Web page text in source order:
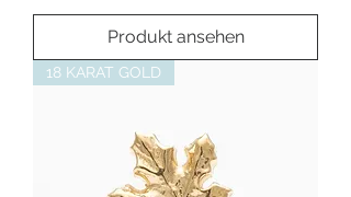
Produkt ansehen
18 KARAT GOLD